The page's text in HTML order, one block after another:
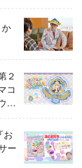
２
コ
お
ー